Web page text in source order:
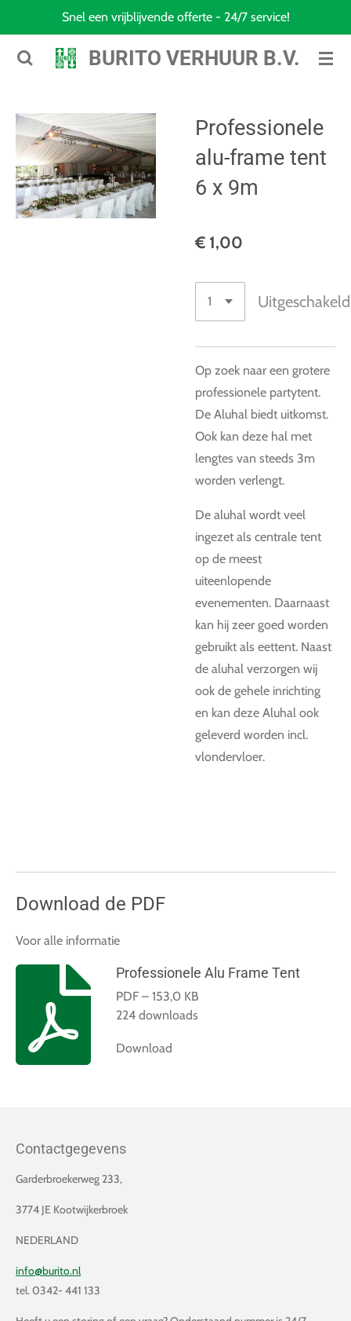
naar
BURITO VERHUUR B.V.
Snel een vrijblijvende offerte - 24/7 service!
Professionele
alu-frame tent
6 x 9m
€ 1,00
Uitgeschakeld
Op zoek naar een grotere
professionele partytent.
De Aluhal biedt uitkomst.
Ook kan deze hal met
lengtes van steeds 3m
worden verlengt.
De aluhal wordt veel
ingezet als centrale tent
op de meest
uiteenlopende
evenementen. Daarnaast
kan hij zeer goed worden
gebruikt als eettent. Naast
de aluhal verzorgen wij
ook de gehele inrichting
en kan deze Aluhal ook
geleverd worden incl.
vlondervloer.
Download de PDF
Voor alle informatie
Professionele Alu Frame Tent
PDF – 153,0 KB
224 downloads
Download
Contactgegevens
Garderbroekerweg 233,
3774 JE Kootwijkerbroek
NEDERLAND
info@burito.nl
tel. 0342- 441 133